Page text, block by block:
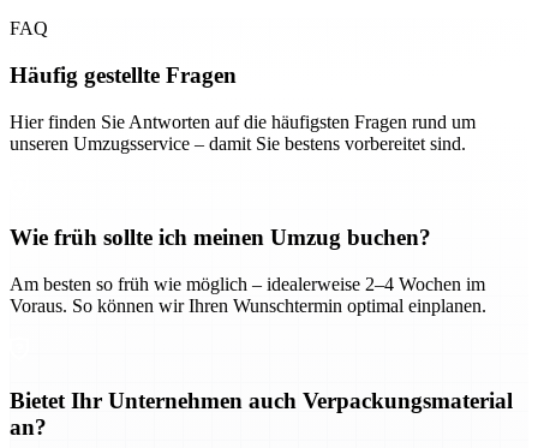
FAQ
Häufig gestellte Fragen
Hier finden Sie Antworten auf die häufigsten Fragen rund um
unseren Umzugsservice – damit Sie bestens vorbereitet sind.
Wie früh sollte ich meinen Umzug buchen?
Am besten so früh wie möglich – idealerweise 2–4 Wochen im
Voraus. So können wir Ihren Wunschtermin optimal einplanen.
Bietet Ihr Unternehmen auch Verpackungsmaterial
an?